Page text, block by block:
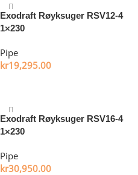
Exodraft Røyksuger RSV12-4
1×230
Pipe
kr19,295.00
Exodraft Røyksuger RSV16-4
1×230
Pipe
kr30,950.00